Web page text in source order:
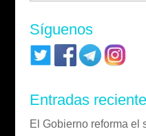
Síguenos
Entradas
El Gobierno reforma el